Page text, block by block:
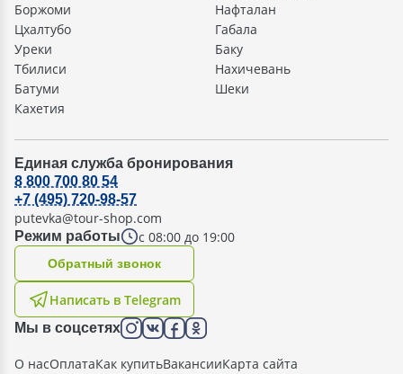
Боржоми
Цхалтубо
Уреки
Тбилиси
Батуми
Кахетия
Нафталан
Габала
Баку
Нахичевань
Шеки
Единая служба бронирования
Режим работы с 08:00 до 19:00
8 800 700 80 54
+7 (495) 720-98-57
putevka@tour-shop.com
Написать в Telegram
Oбратный звонок
Мы в соцсетях
О насОплатаКак купитьВакансииКарта сайта